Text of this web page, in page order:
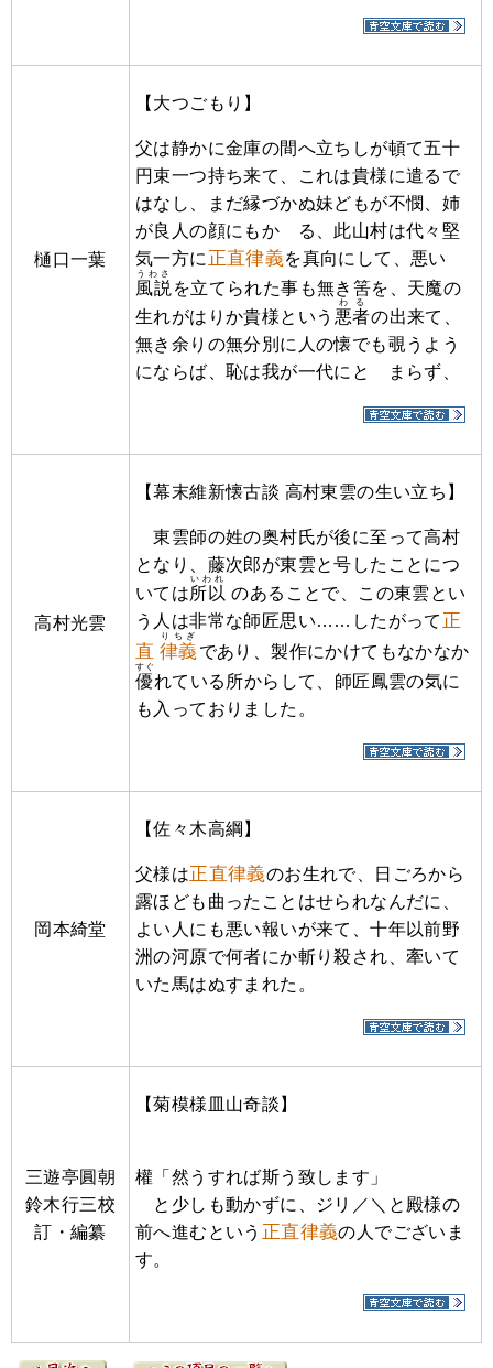
樋口一葉
【大つごもり】
父は静かに金庫の間へ立ちしが頓て五十
円束一つ持ち来て、これは貴様に遣るで
はなし、まだ縁づかぬ妹どもが不憫、姉
が良人の顔にもかゝる、此山村は代々堅
気一方に 正直律義を真向にして、悪い
風説
うわさ
を立てられた事も無き筈を、天魔の
生れがはりか貴様という 悪者
わる
の出来て、
無き余りの無分別に人の懐でも覗うよう
にならば、恥は我が一代にとゞまらず、
高村光雲
【幕末維新懐古談 高村東雲の生い立ち】
東雲師の姓の奥村氏が後に至って高村
となり、藤次郎が東雲と号したことにつ
いては所以
いわれ
のあることで、この東雲とい
う人は非常な師匠思い……したがって 正
直 律義
りちぎ
であり、製作にかけてもなかなか
優
すぐ
れている所からして、師匠鳳雲の気に
も入っておりました。
岡本綺堂
【佐々木高綱】
父様は正直律義のお生れで、日ごろから
露ほども曲ったことはせられなんだに、
よい人にも悪い報いが来て、十年以前野
洲の河原で何者にか斬り殺され、牽いて
いた馬はぬすまれた。
三遊亭圓朝
鈴木行三校
訂・編纂
【菊模様皿山奇談】
權「然うすれば斯う致します」
と少しも動かずに、ジリ／＼と殿様の
前へ進むという 正直律義の人でございま
す。